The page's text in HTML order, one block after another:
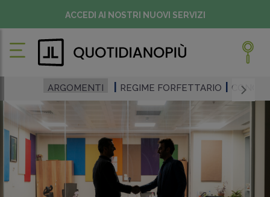
ACCEDI AI NOSTRI NUOVI SERVIZI
ARGOMENTI REGIME FORFETTARIO